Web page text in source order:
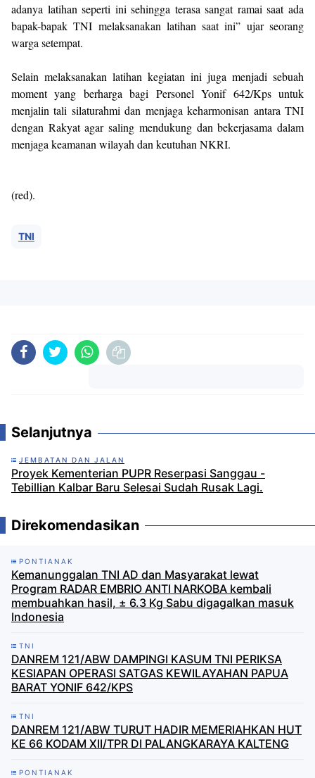
adanya latihan seperti ini sehingga terasa sangat ramai saat ada
bapak-bapak TNI melaksanakan latihan saat ini” ujar seorang
warga setempat.
Selain melaksanakan latihan kegiatan ini juga menjadi sebuah
moment yang berharga bagi Personel Yonif 642/Kps untuk
menjalin tali silaturahmi dan menjaga keharmonisan antara TNI
dengan Rakyat agar saling mendukung dan bekerjasama dalam
menjaga keamanan wilayah dan keutuhan NKRI.
(red).
TNI
Selanjutnya
JEMBATAN DAN JALAN
Proyek Kementerian PUPR Reserpasi Sanggau -
Tebillian Kalbar Baru Selesai Sudah Rusak Lagi.
Direkomendasikan
PONTIANAK
Kemanunggalan TNI AD dan Masyarakat lewat
Program RADAR EMBRIO ANTI NARKOBA kembali
membuahkan hasil, ± 6.3 Kg Sabu digagalkan masuk
Indonesia
TNI
DANREM 121/ABW DAMPINGI KASUM TNI PERIKSA
KESIAPAN OPERASI SATGAS KEWILAYAHAN PAPUA
BARAT YONIF 642/KPS
TNI
DANREM 121/ABW TURUT HADIR MEMERIAHKAN HUT
KE 66 KODAM XII/TPR DI PALANGKARAYA KALTENG
PONTIANAK